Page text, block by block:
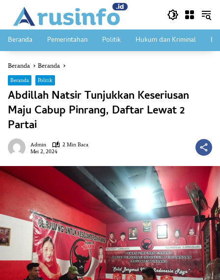
konten
Beranda Pemerintahan Politik Hukum dan Kriminal
Beranda Beranda
Beranda Politik
Abdillah Natsir Tunjukkan Keseriusan
Maju Cabup Pinrang, Daftar Lewat 2
Partai
Admin
2 Min Baca
Mei 2, 2024